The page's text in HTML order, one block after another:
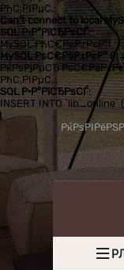
РћС‚РІРµС‚:
Can't connect to local
SQL Р·Р°РїСЂРѕСЃ:
MySQL РћС€РёР±РєР°!
MySQL РѕС€РёР±РєР°РІ
РќРѕРјРµСЂ
РћС‚РІРµС‚:
SQL Р·Р°РїСЂРѕСЃ:
INSERT INTO